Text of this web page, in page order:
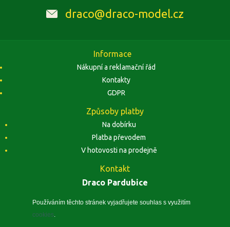
Používáním těchto stránek vyjadřujete souhlas s využitím
cookies
draco@draco-model.cz
Informace
Nákupní a reklamační řád
Kontakty
GDPR
Způsoby platby
Na dobírku
Platba převodem
V hotovosti na prodejně
Kontakt
Draco Pardubice
Zobrazit na mapě